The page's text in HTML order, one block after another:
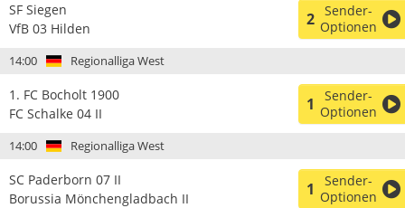
SF Siegen
VfB 03 Hilden
2 Sender-
Optionen
14:00 Regionalliga West
1. FC Bocholt 1900
FC Schalke 04 II
1
Sender-
Optionen
14:00 Regionalliga West
SC Paderborn 07 II
Borussia Mönchengladbach II
1
Sender-
Optionen